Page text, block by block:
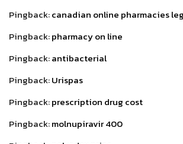
Pingback:canadian online pharmacies
Pingback:pharmacy on line
Pingback:antibacterial
Pingback:Urispas
Pingback:prescription drug cost
Pingback:molnupiravir 400